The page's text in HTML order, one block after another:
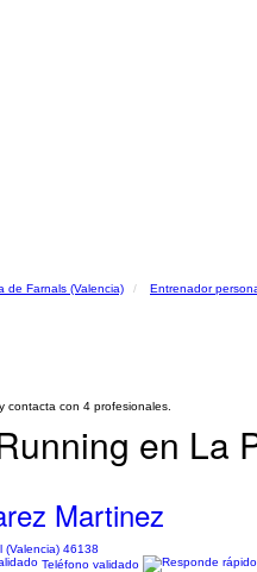
de Farnals (Valencia) Entrenador
contacta con 4 profesionales.
en La
Martinez
(Valencia) 46138
Teléfono validado